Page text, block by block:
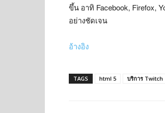
ขึ้น อาทิ Facebook, Firefox,
อย่างชัดเจน
อ้างอิง
TAGS html 5 บริการ Twitch